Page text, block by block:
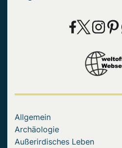
Allgemein
Archäologie
Außerirdisches Leben